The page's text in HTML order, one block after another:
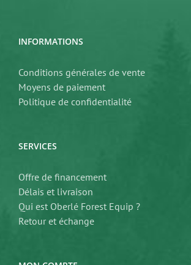
INFORMATIONS
Conditions générales de vente
Moyens de paiement
Politique de confidentialité
SERVICES
Offre de financement
Délais et livraison
Qui est Oberlé Forest Equip ?
Retour et échange